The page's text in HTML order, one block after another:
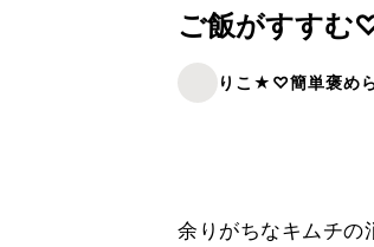
ご飯がすすむ
りこ★♡簡単褒め
余りがちなキムチの